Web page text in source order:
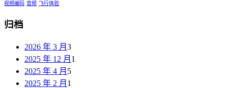
视频编码 音频 飞行体验
归档
2026 年 3 月 3
2025 年 12 月 1
2025 年 4 月 5
2025 年 2 月 1